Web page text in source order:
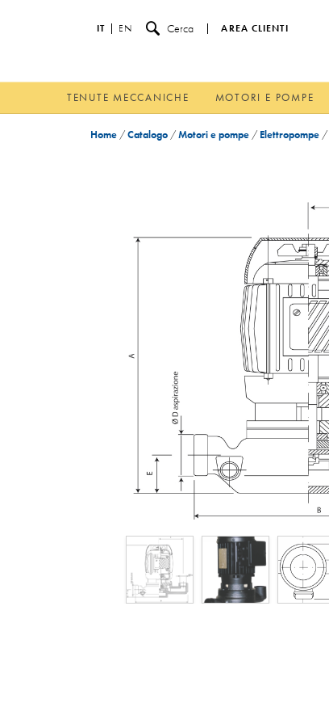
IT EN Cerca AREA CLIENTI
TENUTE MECCANICHE MOTORI E POMPE
Home /Catalogo /Motori e pompe / Elettropompe /